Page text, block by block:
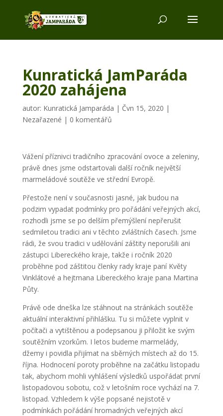
Kunratická JamParáda
2020 zahájena
autor: Kunratická Jamparáda | Čvn 15, 2020 |
Nezařazené | 0 komentářů
Vážení příznivci tradičního zpracování ovoce a zeleniny,
právě dnes jsme odstartovali další ročník největší
marmeládové soutěže ve střední Evropě.
Přestože není v současnosti jasné, jak budou na
podzim vypadat podmínky pro pořádání veřejných akcí,
rozhodli jsme se po delším přemýšlení nepřerušit
sedmiletou tradici ani v těchto zvláštních časech. Jsme
rádi, že svou tradici v udělování záštity neporušili ani
zástupci Libereckého kraje, takže i ročník 2020
proběhne pod záštitou členky rady kraje paní Květy
Vinklátové a hejtmana Libereckého kraje pana Martina
Půty.
Právě ode dneška lze stáhnout na stránkách soutěže
aktuální interaktivní přihlášku. Tu si můžete vyplnit v
počítači a vytištěnou a podepsanou ji přiložit ke svým
soutěžním vzorkům. I letos budeme marmelády,
džemy i povidla přijímat na sběrných místech až do 15.
října. Hodnocení poroty proběhne na začátku listopadu
tak, abychom mohli vyhlášení výsledků uspořádat první
listopadovou sobotu, což v letošním roce vychází na 7.
listopad. Vzhledem k výše popsané nejistotě v
podmínkách pořádání hromadných veřejných akcí